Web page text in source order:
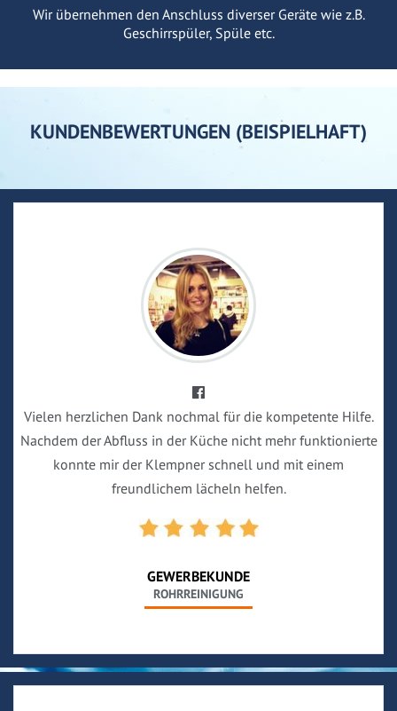
Wir übernehmen den Anschluss diverser Geräte wie z.B.
Geschirrspüler, Spüle etc.
KUNDENBEWERTUNGEN (BEISPIELHAFT)
Vielen herzlichen Dank nochmal für die kompetente Hilfe.
Nachdem der Abfluss in der Küche nicht mehr funktionierte
konnte mir der Klempner schnell und mit einem
freundlichem lächeln helfen.
GEWERBEKUNDE
ROHRREINIGUNG